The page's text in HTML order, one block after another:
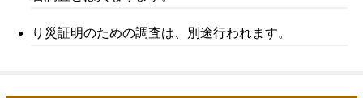
り災証明のための調査は、別途行われます。